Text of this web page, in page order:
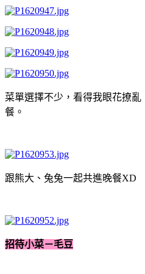
菜單選擇不少，看得我眼花撩
餐。
跟熊大、兔兔一起共進晚餐XD
招待小菜－毛豆